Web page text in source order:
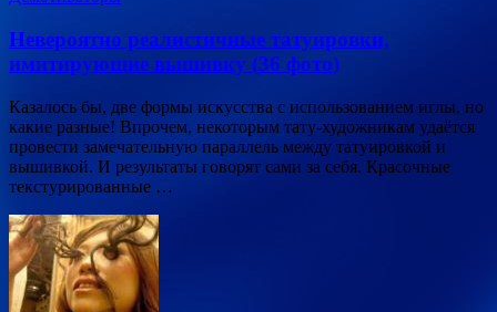
Невероятно реалистичные татуировки,
имитирующие вышивку (36 фото)
Казалось бы, две формы искусства с использованием иглы, но
какие разные! Впрочем, некоторым тату-художникам удаётся
провести замечательную параллель между татуировкой и
вышивкой. И результаты говорят сами за себя. Красочные
текстурированные …